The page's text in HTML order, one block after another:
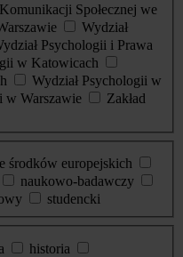
Społecznej we
Wydział
Psychologii i Prawa
w Katowicach
Wydział Psychologii w
w Warszawie
Zakład
środków europejskich
naukowo-badawczy
studencki
historia